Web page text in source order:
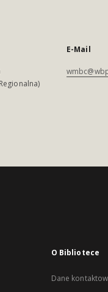
E-Mail
O Bibliotece
Dane